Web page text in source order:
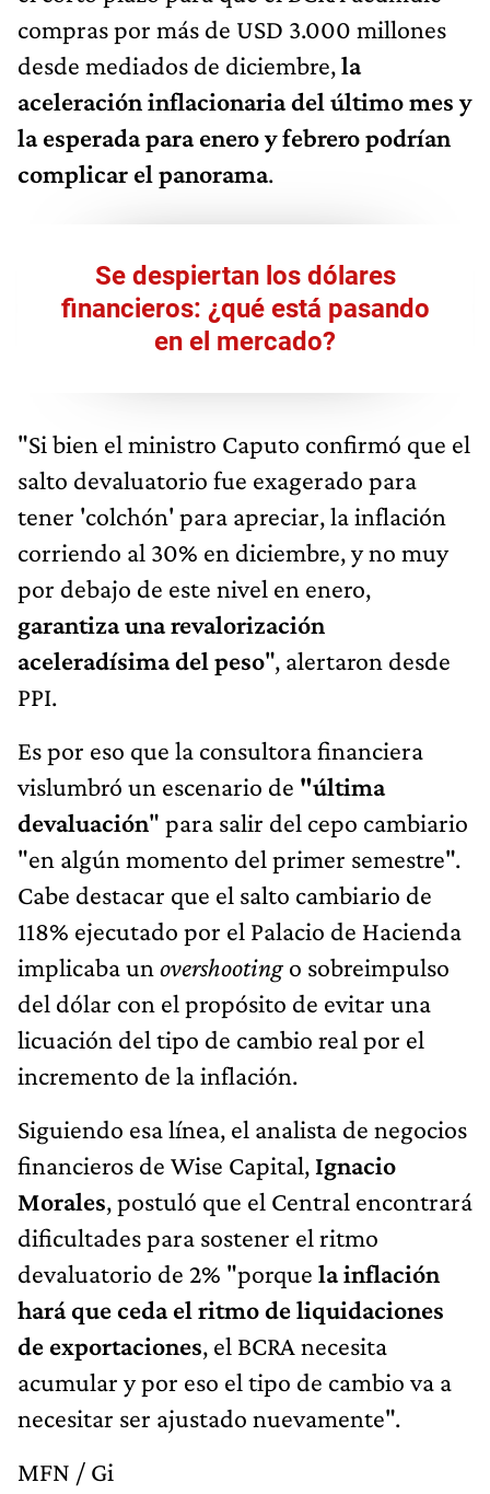
compras por más de USD 3.000 millones
desde mediados de diciembre,la
aceleración inflacionaria del último mes y
la esperada para enero y febrero podrían
complicar el panorama.
Se despiertan los dólares
financieros: ¿qué está pasando
en el mercado?
"Si bien el ministro Caputo confirmó que el
salto devaluatorio fue exagerado para
tener 'colchón' para apreciar, la inflación
corriendo al 30% en diciembre, y no muy
por debajo de este nivel en enero,
garantiza una revalorización
aceleradísima del peso", alertaron desde
PPI.
Es por eso que la consultora financiera
vislumbró un escenario de "última
devaluación" para salir del cepo cambiario
"en algún momento del primer semestre".
Cabe destacar que el salto cambiario de
118% ejecutado por el Palacio de Hacienda
implicaba un overshooting o sobreimpulso
del dólar con el propósito de evitar una
licuación del tipo de cambio real por el
incremento de la inflación.
Siguiendo esa línea, el analista de negocios
financieros de Wise Capital, Ignacio
Morales, postuló que el Central encontrará
dificultades para sostener el ritmo
devaluatorio de 2% "porque la inflación
hará que ceda el ritmo de liquidaciones
de exportaciones, el BCRA necesita
acumular y por eso el tipo de cambio va a
necesitar ser ajustado nuevamente".
MFN / Gi